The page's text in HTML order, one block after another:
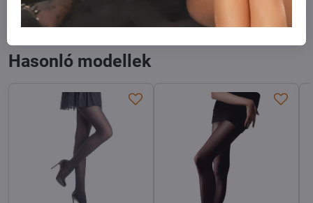
FacebookTwitterBlueskyPinterestReddit LinkedInWhatsApp
E-
Hasonló modellek